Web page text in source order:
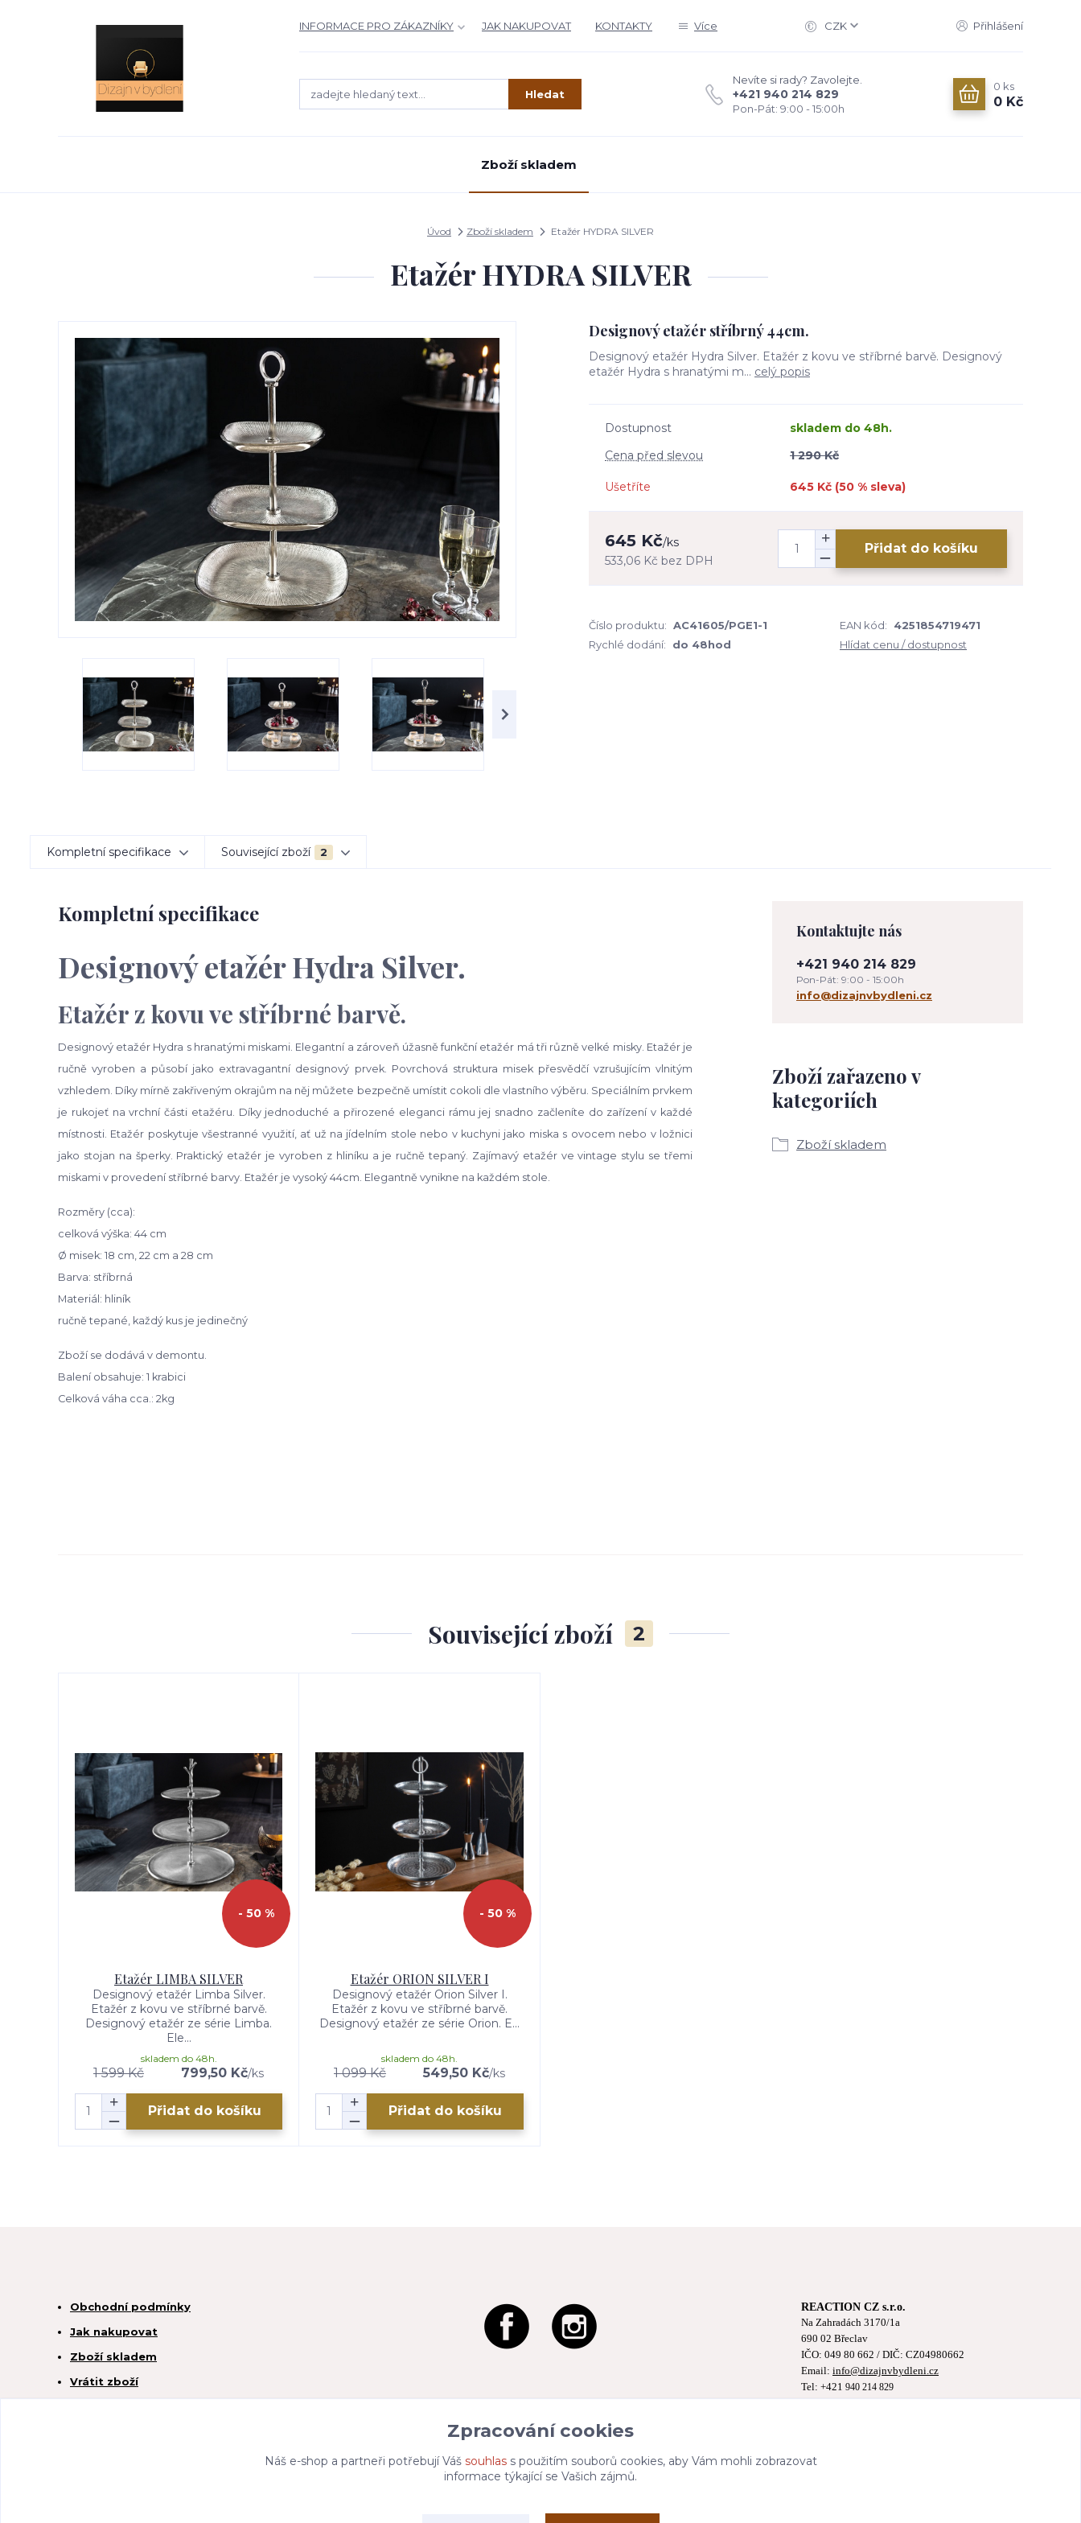
INFORMACE PRO ZÁKAZNÍKY JAK NAKUPOVAT KONTAKTY Více CZK Přihlášení
Hledat
Nevíte si rady? Zavolejte.
+421 940 214 829
Pon-Pát: 9:00 - 15:00h
0 ks
0 Kč
Zboží skladem
Úvod Zboží skladem Etažér HYDRA SILVER
Etažér HYDRA SILVER
Designový etažér stříbrný 44cm.
Designový etažér Hydra Silver. Etažér z kovu ve stříbrné barvě. Designový
etažér Hydra s hranatými m... celý popis
Dostupnost
skladem do 48h.
Cena před slevou
1 290 Kč
Ušetříte 645 Kč (50 % sleva)
645 Kč/ks
533,06 Kč bez DPH
Přidat do košíku
Číslo produktu: AC41605/PGE1-1 EAN kód:
4251854719471
Rychlé dodání:
do 48hod Hlídat cenu / dostupnost
Kompletní specifikace Související zboží 2
Kompletní specifikace
Designový etažér Hydra Silver.
Etažér z kovu ve stříbrné barvě.
Designový etažér Hydra s hranatými miskami. Elegantní a zároveň úžasně funkční etažér má tři různě velké misky. Etažér je
ručně vyroben a působí jako extravagantní designový prvek. Povrchová struktura misek přesvědčí vzrušujícím vlnitým
vzhledem. Díky mírně zakřiveným okrajům na něj můžete bezpečně umístit cokoli dle vlastního výběru. Speciálním prvkem
je rukojeť na vrchní části etažéru. Díky jednoduché a přirozené eleganci rámu jej snadno začleníte do zařízení v každé
místnosti. Etažér poskytuje všestranné využití, ať už na jídelním stole nebo v kuchyni jako miska s ovocem nebo v ložnici
jako stojan na šperky. Praktický etažér je vyroben z hliníku a je ručně tepaný. Zajímavý etažér ve vintage stylu se třemi
miskami v provedení stříbrné barvy. Etažér je vysoký 44cm. Elegantně vynikne na každém stole.
Rozměry (cca):
celková výška: 44 cm
Ø misek: 18 cm, 22 cm a 28 cm
Barva: stříbrná
Materiál: hliník
ručně tepané, každý kus je jedinečný
Zboží se dodává v demontu.
Balení obsahuje: 1 krabici
Celková váha cca.: 2kg
Zboží zařazeno v
kategoriích
Zboží skladem
Kontaktujte nás
+421 940 214 829
Pon-Pát: 9:00 - 15:00h
info@dizajnvbydleni.cz
Související zboží 2
- 50 %
Etažér LIMBA SILVER
Designový etažér Limba Silver.
Etažér z kovu ve stříbrné barvě.
Designový etažér ze série Limba.
Ele...
1 599 Kč 799,50 Kč/ks
skladem do 48h.
Přidat do košíku
- 50 %
Etažér ORION SILVER I
Designový etažér Orion Silver I.
Etažér z kovu ve stříbrné barvě.
Designový etažér ze série Orion. E...
1 099 Kč 549,50 Kč/ks
skladem do 48h.
Přidat do košíku
Obchodní podmínky
Jak nakupovat
Zboží skladem
Vrátit zboží
REACTION CZ s.r.o.
Na Zahradách 3170/1a
690 02 Břeclav
IČO: 049 80 662 / DIČ: CZ04980662
Email: info@dizajnvbydleni.cz
Tel: +421 940 214 829
Zpracování cookies
Náš e-shop a partneři potřebují Váš souhlass použitím souborů cookies, aby Vám mohli zobrazovat
informace týkající se Vašich zájmů.